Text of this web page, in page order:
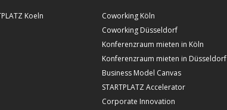
Koeln
Coworking Köln
Coworking Düsseldorf
Konferenzraum mieten in Köln
Konferenzraum mieten in Düsseldorf
Business Model Canvas
STARTPLATZ Accelerator
Corporate Innovation